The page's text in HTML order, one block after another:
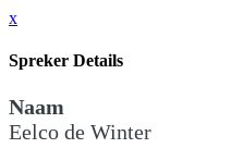
x
Spreker Details
Naam
Eelco de Winter